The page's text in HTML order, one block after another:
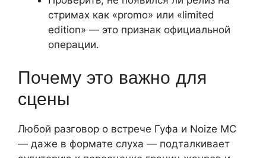
стримах как «promo» или «limited
edition» — это признак официальной
операции.
Почему это важно для
сцены
Любой разговор о встрече Гуфа и Noize MC
— даже в формате слуха — подталкивает